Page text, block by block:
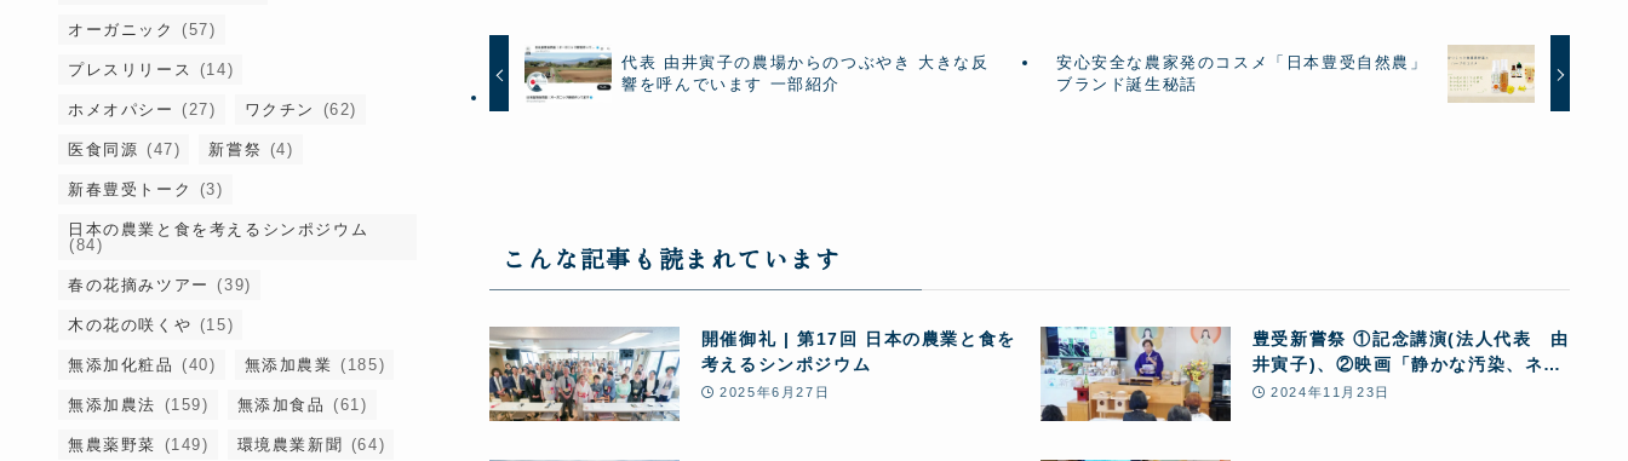
代表 由井寅子の農場からのつぶやき 大きな反
響を呼んでいます 一部紹介
安心安全な農家発のコスメ「日本豊受自然農」
ブランド誕生秘話
こんな記事も読まれています
開催御礼 | 第17回 日本の農業と食を
考えるシンポジウム
2025年6月27日
豊受新嘗祭 ①記念講演(法人代表 由
井寅子)、②映画「静かな汚染、ネオ
ニコチノイド」上映会
2024年11月23日
オーガニック (57)
プレスリリース (14)
ホメオパシー (27) ワクチン (62)
医食同源 (47) 新嘗祭 (4)
新春豊受トーク (3)
日本の農業と食を考えるシンポジウム
(84)
春の花摘みツアー (39)
木の花の咲くや (15)
無添加化粧品 (40) 無添加農業 (185)
無添加農法 (159) 無添加食品 (61)
無農薬野菜 (149) 環境農業新聞 (64)